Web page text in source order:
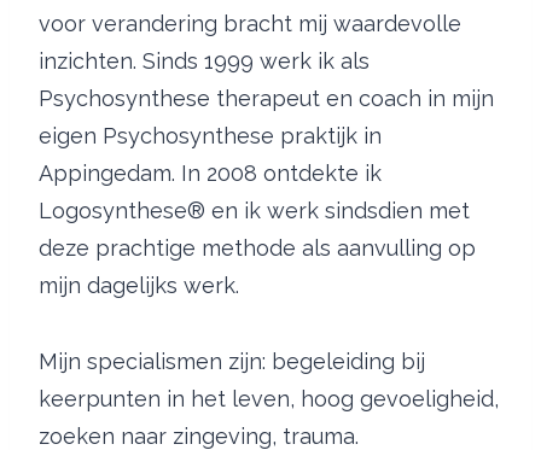
voor verandering bracht mij waardevolle
inzichten. Sinds 1999 werk ik als
Psychosynthese therapeut en coach in mijn
eigen Psychosynthese praktijk in
Appingedam. In 2008 ontdekte ik
Logosynthese® en ik werk sindsdien met
deze prachtige methode als aanvulling op
mijn dagelijks werk.
Mijn specialismen zijn: begeleiding bij
keerpunten in het leven, hoog gevoeligheid,
zoeken naar zingeving, trauma.